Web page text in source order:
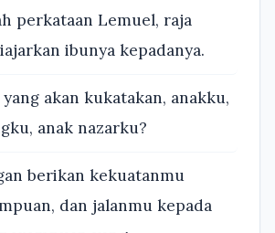
perkataan Lemuel, raja
ibunya kepadanya.
yang akan kukatakan, anakku,
anak nazarku?
berikan kekuatanmu
dan jalanmu kepada